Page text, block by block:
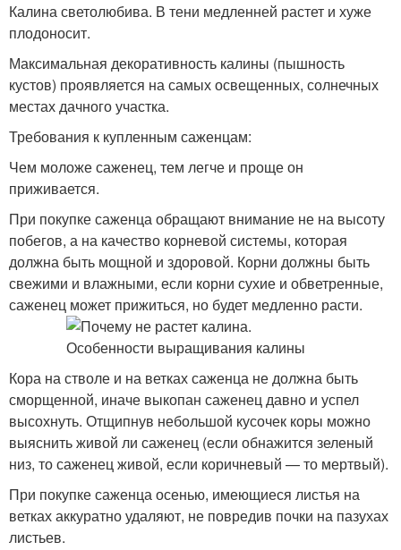
Калина светолюбива. В тени медленней растет и хуже
плодоносит.
Максимальная декоративность калины (пышность
кустов) проявляется на самых освещенных, солнечных
местах дачного участка.
Требования к купленным саженцам:
Чем моложе саженец, тем легче и проще он
приживается.
При покупке саженца обращают внимание не на высоту
побегов, а на качество корневой системы, которая
должна быть мощной и здоровой. Корни должны быть
свежими и влажными, если корни сухие и обветренные,
саженец может прижиться, но будет медленно расти.
Кора на стволе и на ветках саженца не должна быть
сморщенной, иначе выкопан саженец давно и успел
высохнуть. Отщипнув небольшой кусочек коры можно
выяснить живой ли саженец (если обнажится зеленый
низ, то саженец живой, если коричневый — то мертвый).
При покупке саженца осенью, имеющиеся листья на
ветках аккуратно удаляют, не повредив почки на пазухах
листьев.